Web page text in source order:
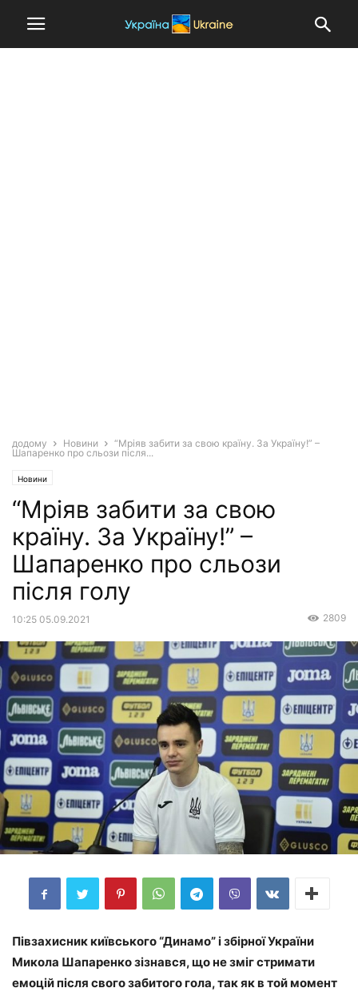
додому Новини
“Мріяв забити за свою країну. За Україну!” –
Шапаренко про сльози після...
Новини
“Мріяв забити за свою
країну. За Україну!” –
Шапаренко про сльози
після голу
10:25 05.09.2021 2809
Півзахисник київського “Динамо” і збірної України
Микола Шапаренко зізнався, що не зміг стримати
емоцій після свого забитого гола, так як в той момент